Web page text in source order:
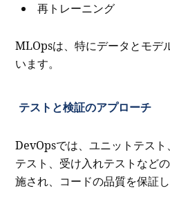
再トレーニング
MLOpsは、特にデータとモデ
います。
テストと検証のアプローチ
DevOpsでは、ユニットテス
テスト、受け入れテストなど
施され、コードの品質を保証し